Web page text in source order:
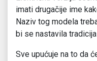
imati drugačije ime
Naziv tog modela
bi se nastavila
Sve upućuje na to da